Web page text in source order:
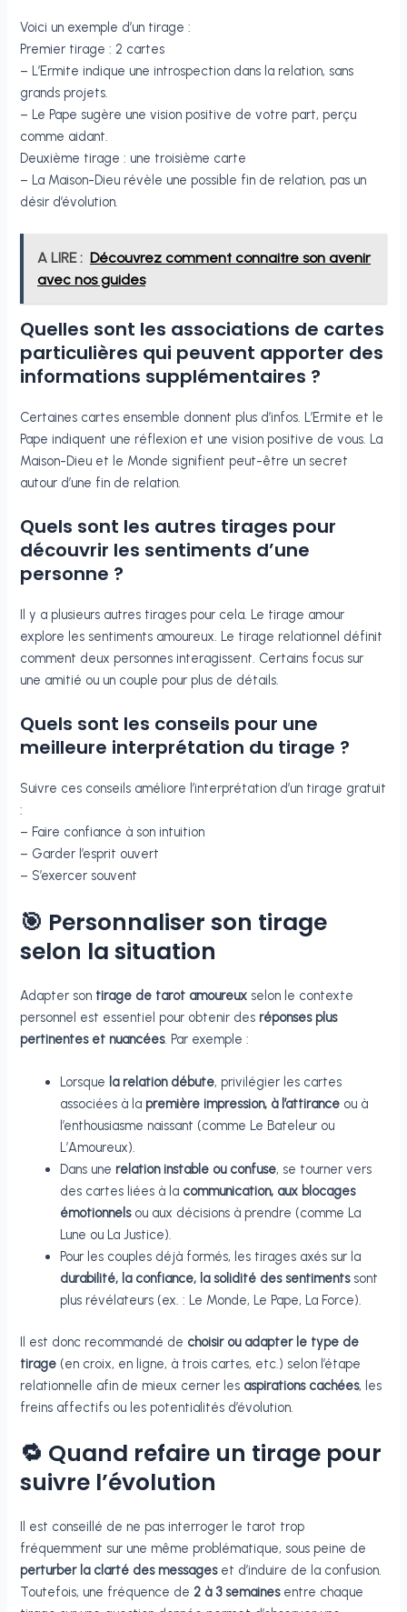
Voici un exemple d’un tirage :
Premier tirage : 2 cartes
– L’Ermite indique une introspection dans la relation, sans
grands projets.
– Le Pape sugère une vision positive de votre part, perçu
comme aidant.
Deuxième tirage : une troisième carte
– La Maison-Dieu révèle une possible fin de relation, pas un
désir d’évolution.
A LIRE : Découvrez comment connaitre son avenir
avec nos guides
Quelles sont les associations de cartes
particulières qui peuvent apporter des
informations supplémentaires ?
Certaines cartes ensemble donnent plus d’infos. L’Ermite et le
Pape indiquent une réflexion et une vision positive de vous. La
Maison-Dieu et le Monde signifient peut-être un secret
autour d’une fin de relation.
Quels sont les autres tirages pour
découvrir les sentiments d’une
personne ?
Il y a plusieurs autres tirages pour cela. Le tirage amour
explore les sentiments amoureux. Le tirage relationnel définit
comment deux personnes interagissent. Certains focus sur
une amitié ou un couple pour plus de détails.
Quels sont les conseils pour une
meilleure interprétation du tirage ?
Suivre ces conseils améliore l’interprétation d’un tirage gratuit
:
– Faire confiance à son intuition
– Garder l’esprit ouvert
– S’exercer souvent
🎯 Personnaliser son tirage
selon la situation
Adapter son tirage de tarot amoureux selon le contexte
personnel est essentiel pour obtenir des réponses plus
pertinentes et nuancées. Par exemple :
Lorsque la relation débute, privilégier les cartes
associées à la première impression, à l’attirance ou à
l’enthousiasme naissant (comme Le Bateleur ou
L’Amoureux).
Dans une relation instable ou confuse, se tourner vers
des cartes liées à la communication, aux blocages
émotionnelsou aux décisions à prendre (comme La
Lune ou La Justice).
Pour les couples déjà formés, les tirages axés sur la
durabilité, la confiance, la solidité des sentimentssont
plus révélateurs (ex. : Le Monde, Le Pape, La Force).
Il est donc recommandé de choisir ou adapter le type de
tirage (en croix, en ligne, à trois cartes, etc.) selon l’étape
relationnelle afin de mieux cerner les aspirations cachées, les
freins affectifs ou les potentialités d’évolution.
🔁 Quand refaire un tirage pour
suivre l’évolution
Il est conseillé de ne pas interroger le tarot trop
fréquemment sur une même problématique, sous peine de
perturber la clarté des messageset d’induire de la confusion.
Toutefois, une fréquence de 2 à 3 semainesentre chaque